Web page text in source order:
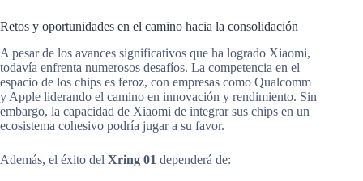
Retos y oportunidades en el camino hacia la consolidación
A pesar de los avances significativos que ha logrado Xiaomi,
todavía enfrenta numerosos desafíos. La competencia en el
espacio de los chips es feroz, con empresas como Qualcomm
y Apple liderando el camino en innovación y rendimiento. Sin
embargo, la capacidad de Xiaomi de integrar sus chips en un
ecosistema cohesivo podría jugar a su favor.
Además, el éxito del Xring 01 dependerá de: